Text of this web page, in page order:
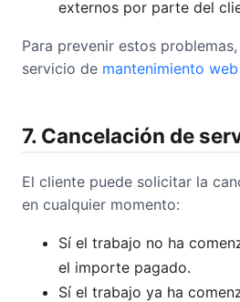
externos por parte del
Para prevenir estos
servicio de mantenimiento web
7. Cancelación de
El cliente puede solicitar la
en cualquier momento:
Sí el trabajo no ha
el importe pagado.
Sí el trabajo ya ha